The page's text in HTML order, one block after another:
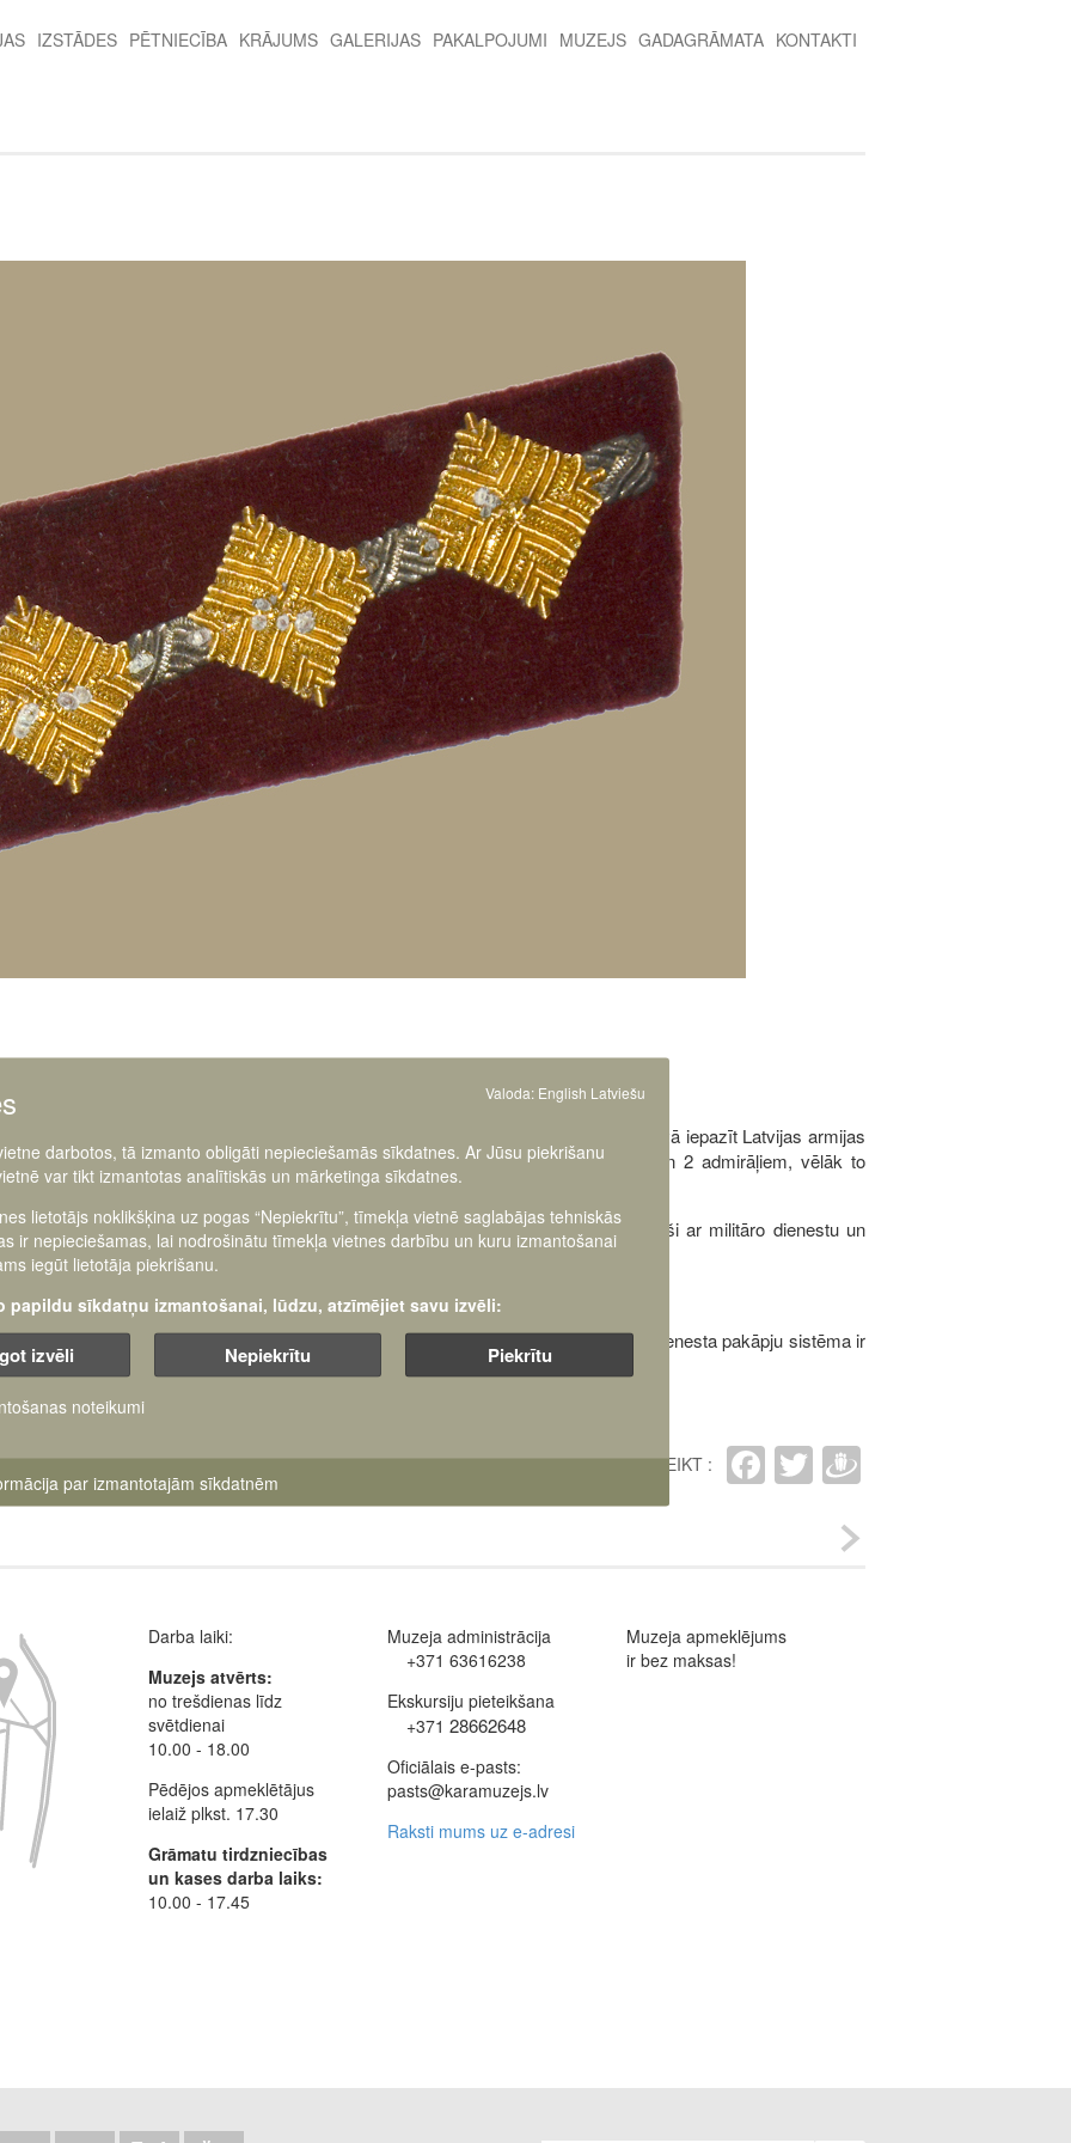
IZSTĀDES PĒTNIECĪBA KRĀJUMS GALERIJAS PAKALPOJUMI MUZEJS GADAGRĀMATA KONTAKTI
Latvijas armijas 100. gadadienas projektu ietvaros Latvijas Kara muzejs piedāvā iepazīt Latvijas armijas
materiālus par visiem 1919.–1940. gada Latvijas armijas 55 ģenerāļiem un 2 admirāļiem, vēlāk to
virsniekiem.
savu krājumu ar jauniem materiāliem par cilvēkiem, kuri savu dzīvi bija saistījuši ar militāro dienestu un
ģenerāļa dienesta pakāpes apzīmējums 1919.–1940. gadā. Mūsdienās virsnieku dienesta pakāpju sistēma ir
zīmotnes atšķiras.
IETEIKT : Facebook
Twitter
Darba laiki:
Muzejs atvērts:
no trešdienas līdz
svētdienai
10.00 - 18.00
Pēdējos apmeklētājus
ielaiž plkst. 17.30
Grāmatu tirdzniecības
un kases darba laiks:
10.00 - 17.45
Muzeja administrācija
+371 63616238
Ekskursiju pieteikšana
+371 28662648
Oficiālais e-pasts:
pasts@karamuzejs.lv
Raksti mums uz e-adresi
Muzeja apmeklējums
ir bez maksas!
Valoda: English Latviešu
darbotos, tā izmanto obligāti nepieciešamās sīkdatnes. Ar Jūsu piekrišanu
var tikt izmantotas analītiskās un mārketinga sīkdatnes.
lietotājs noklikšķina uz pogas “Nepiekrītu”, tīmekļa vietnē saglabājas tehniskās
ir nepieciešamas, lai nodrošinātu tīmekļa vietnes darbību un kuru izmantošanai
iegūt lietotāja piekrišanu.
papildu sīkdatņu izmantošanai, lūdzu, atzīmējiet savu izvēli:
izvēli Nepiekrītu Piekrītu
noteikumi
par izmantotajām sīkdatnēm